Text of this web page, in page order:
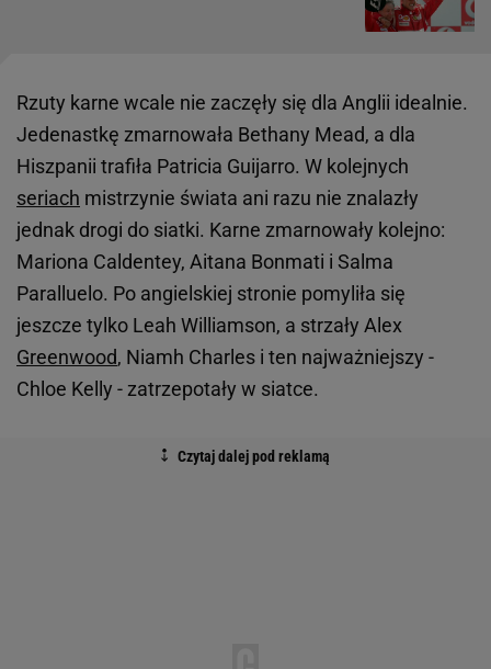
Rzuty karne wcale nie zaczęły się dla Anglii idealnie.
Jedenastkę zmarnowała Bethany Mead, a dla
Hiszpanii trafiła Patricia Guijarro. W kolejnych
seriach mistrzynie świata ani razu nie znalazły
jednak drogi do siatki. Karne zmarnowały kolejno:
Mariona Caldentey, Aitana Bonmati i Salma
Paralluelo. Po angielskiej stronie pomyliła się
jeszcze tylko Leah Williamson, a strzały Alex
Greenwood, Niamh Charles i ten najważniejszy -
Chloe Kelly - zatrzepotały w siatce.